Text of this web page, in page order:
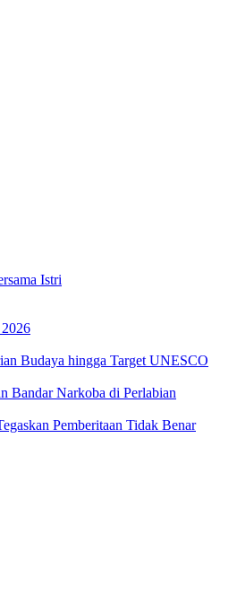
Istri
Budaya hingga Target UNESCO
Bandar Narkoba di Perlabian
Pemberitaan Tidak Benar